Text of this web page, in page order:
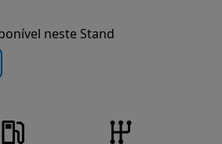
neste Stand